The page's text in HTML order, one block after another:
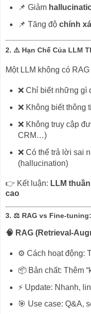
📌 Giảm
📌 Tăng độ chính
2. ⚠️ Hạn Chế Của LLM
Một LLM không có RAG
❌ Chỉ biết những
❌ Không biết thông
❌ Không truy cập
CRM…)
❌ Có thể trả lời sai
(hallucination)
👉 Kết luận: LLM
cao
3. ⚖️ RAG vs Fine-
🧠 RAG (Retrieval-
⚙️ Cách hoạt động:
📦 Bản chất: Thêm
⚡ Update: Nhanh,
🎯 Use case: Q&A,